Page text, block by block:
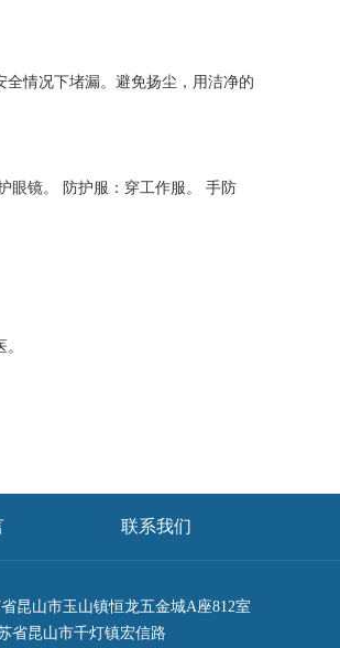
情况下堵漏。避免扬尘，用洁净的
眼镜。 防护服：穿工作服。 手防
。
联系我们
昆山市玉山镇恒龙五金城A座812室
省昆山市千灯镇宏信路